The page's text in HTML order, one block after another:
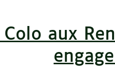
Colo aux